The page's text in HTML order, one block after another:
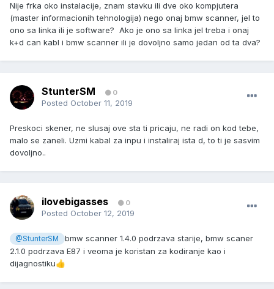
Nije frka oko instalacije, znam stavku ili dve oko kompjutera
(master informacionih tehnologija) nego onaj bmw scanner, jel to
ono sa linka ili je software? Ako je ono sa linka jel treba i onaj
k+d can kabl i bmw scanner ili je dovoljno samo jedan od ta dva?
StunterSM 0
Posted October 11, 2019
Preskoci skener, ne slusaj ove sta ti pricaju, ne radi on kod tebe,
malo se zaneli. Uzmi kabal za inpu i instaliraj ista d, to ti je sasvim
dovoljno..
ilovebigasses 0
Posted October 12, 2019
@StunterSM
bmw scanner 1.4.0 podrzava starije, bmw scaner
2.1.0 podrzava E87 i veoma je koristan za kodiranje kao i
dijagnostiku👍